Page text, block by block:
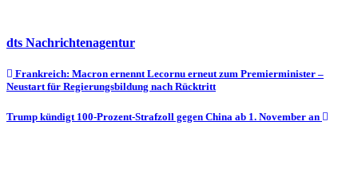
dts Nachrichtenagentur
Beitragsnavigation
Frankreich: Macron ernennt Lecornu erneut zum Premierminister –
Neustart für Regierungsbildung nach Rücktritt
Trump kündigt 100-Prozent-Strafzoll gegen China ab 1. November an